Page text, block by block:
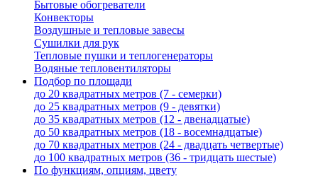
Бытовые обогреватели
Конвекторы
Воздушные и тепловые завесы
Сушилки для рук
Тепловые пушки и теплогенераторы
Водяные тепловентиляторы
Подбор по площади
до 20 квадратных метров (7 - семерки)
до 25 квадратных метров (9 - девятки)
до 35 квадратных метров (12 - двенадцатые)
до 50 квадратных метров (18 - восемнадцатые)
до 70 квадратных метров (24 - двадцать четвертые)
до 100 квадратных метров (36 - тридцать шестые)
По функциям, опциям, цвету